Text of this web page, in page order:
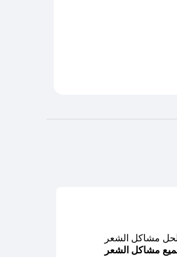
مشاكل الشعر